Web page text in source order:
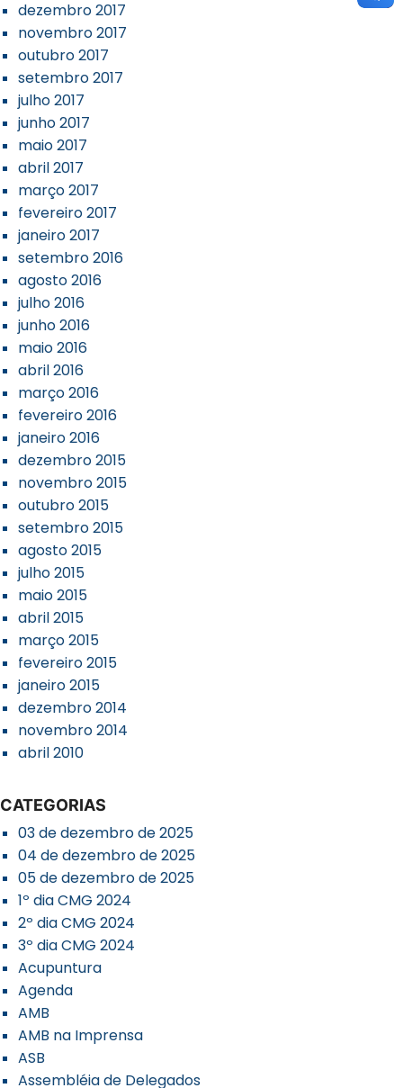
dezembro 2017
novembro 2017
outubro 2017
setembro 2017
julho 2017
junho 2017
maio 2017
abril 2017
março 2017
fevereiro 2017
janeiro 2017
setembro 2016
agosto 2016
julho 2016
junho 2016
maio 2016
abril 2016
março 2016
fevereiro 2016
janeiro 2016
dezembro 2015
novembro 2015
outubro 2015
setembro 2015
agosto 2015
julho 2015
maio 2015
abril 2015
março 2015
fevereiro 2015
janeiro 2015
dezembro 2014
novembro 2014
abril 2010
CATEGORIAS
03 de dezembro de 2025
04 de dezembro de 2025
05 de dezembro de 2025
1º dia CMG 2024
2º dia CMG 2024
3º dia CMG 2024
Acupuntura
Agenda
AMB
AMB na Imprensa
ASB
Assembléia de Delegados